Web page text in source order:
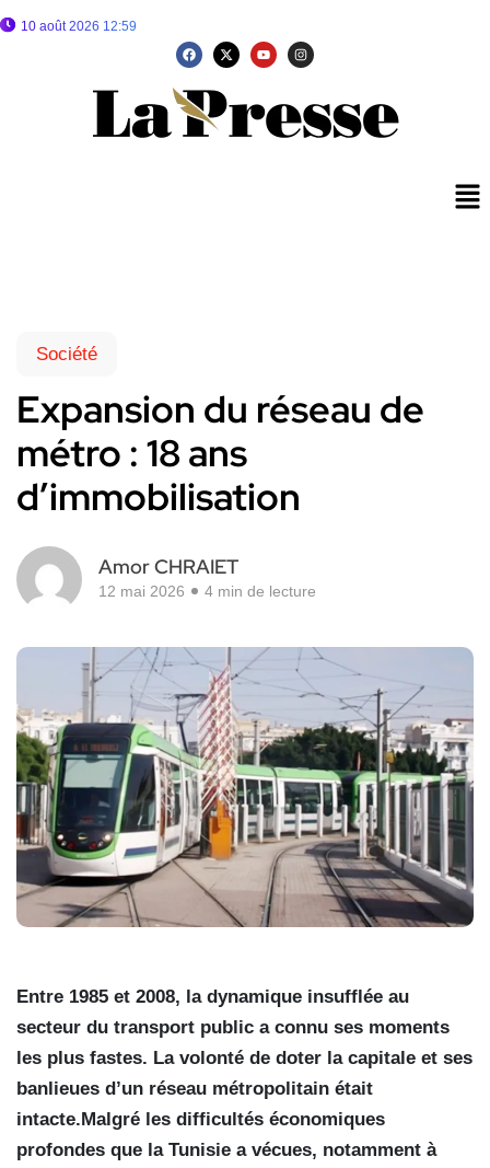
10 août 2026 12:59
Société
Expansion du réseau de
métro : 18 ans
d’immobilisation
Amor CHRAIET
12 mai 2026 4 min de lecture
Entre 1985 et 2008, la dynamique insufflée au
secteur du transport public a connu ses moments
les plus fastes. La volonté de doter la capitale et ses
banlieues d’un réseau métropolitain était
intacte.Malgré les difficultés économiques
profondes que la Tunisie a vécues, notamment à